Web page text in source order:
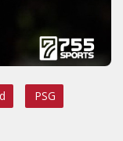
PSG